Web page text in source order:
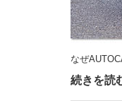
なぜ
続きを読